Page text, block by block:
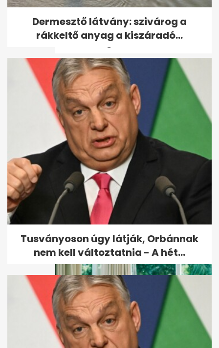
Szentendrén továbbra is
kritikus a vízhelyzet, a
honvédség...
Robbanóanyaggal felszerelt
drónt fogtak el a lipcsei
reptéren
Dermesztő látvány: szivárog a
rákkeltő anyag a kiszáradó...
Tusványoson úgy látják, Orbánnak
nem kell változtatnia - A hét...